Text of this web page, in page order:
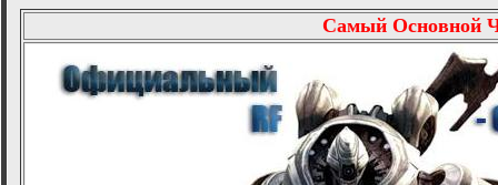
Самый Основной